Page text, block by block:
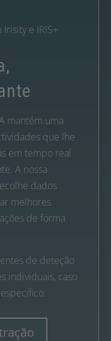
mantém uma
que lhe
em tempo real
A nossa
dados
melhores
de forma
de deteção
individuais, caso